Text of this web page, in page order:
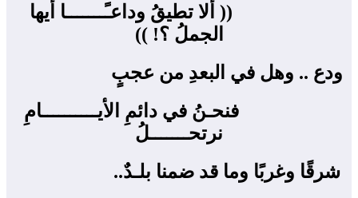
(( ألا تطيقُ وداعـًـــــــا أيها
الجملُ ؟! ))
ودع .. وهل في البعدِ من عجبٍ ‍
فنحـنُ في دائمِ الأيــــــــــامِ
نرتحـــــــلُ
شرقًا وغربًا وما قد ضمنا بلـدٌ.. ‍